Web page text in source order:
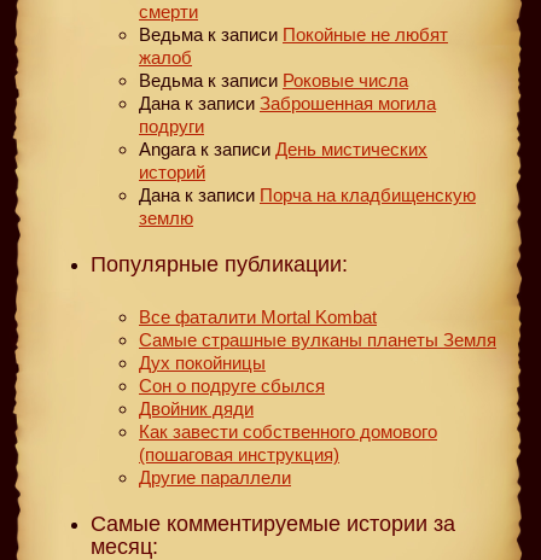
смерти
Ведьма к записи Покойные не любят
жалоб
Ведьма к записи Роковые числа
Дана к записи Заброшенная могила
подруги
Angara к записи День мистических
историй
Дана к записи Порча на кладбищенскую
землю
Популярные публикации:
Все фаталити Mortal Kombat
Самые страшные вулканы планеты Земля
Дух покойницы
Сон о подруге сбылся
Двойник дяди
Как завести собственного домового
(пошаговая инструкция)
Другие параллели
Самые комментируемые истории за
месяц: